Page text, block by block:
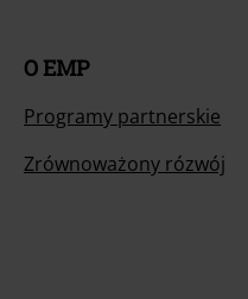
O EMP
Programy partnerskie
Zrównoważony rózwój